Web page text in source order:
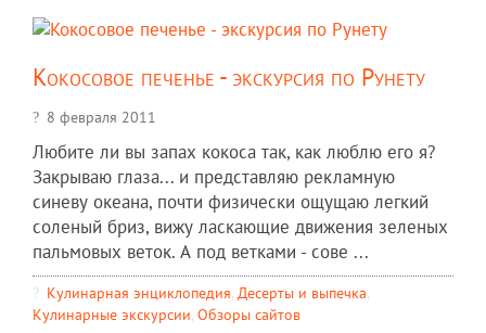
Кокосовое печенье - экскурсия по Рунету
8 февраля 2011
Любите ли вы запах кокоса так, как люблю его я?
Закрываю глаза... и представляю рекламную
синеву океана, почти физически ощущаю легкий
соленый бриз, вижу ласкающие движения зеленых
пальмовых веток. А под ветками - сове ...
Кулинарная энциклопедия, Десерты и выпечка,
Кулинарные экскурсии, Обзоры сайтов